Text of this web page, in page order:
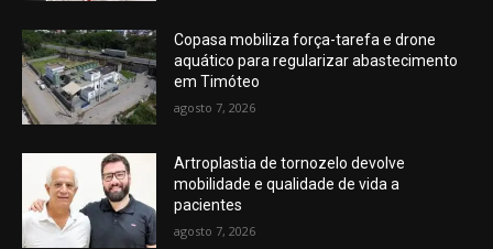
Copasa mobiliza força-tarefa e drone
aquático para regularizar abastecimento
em Timóteo
agosto 7, 2026
Artroplastia de tornozelo devolve
mobilidade e qualidade de vida a
pacientes
agosto 7, 2026